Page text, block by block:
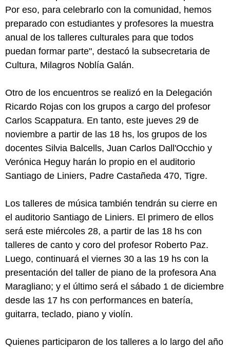
Por eso, para celebrarlo con la comunidad, hemos
preparado con estudiantes y profesores la muestra
anual de los talleres culturales para que todos
puedan formar parte", destacó la subsecretaria de
Cultura, Milagros Noblía Galán.
Otro de los encuentros se realizó en la Delegación
Ricardo Rojas con los grupos a cargo del profesor
Carlos Scappatura. En tanto, este jueves 29 de
noviembre a partir de las 18 hs, los grupos de los
docentes Silvia Balcells, Juan Carlos Dall'Occhio y
Verónica Heguy harán lo propio en el auditorio
Santiago de Liniers, Padre Castañeda 470, Tigre.
Los talleres de música también tendrán su cierre en
el auditorio Santiago de Liniers. El primero de ellos
será este miércoles 28, a partir de las 18 hs con
talleres de canto y coro del profesor Roberto Paz.
Luego, continuará el viernes 30 a las 19 hs con la
presentación del taller de piano de la profesora Ana
Maragliano; y el último será el sábado 1 de diciembre
desde las 17 hs con performances en batería,
guitarra, teclado, piano y violín.
Quienes participaron de los talleres a lo largo del año